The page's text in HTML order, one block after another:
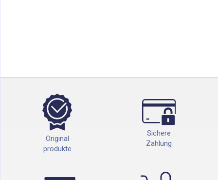
Original
produkte
Sichere
Zahlung